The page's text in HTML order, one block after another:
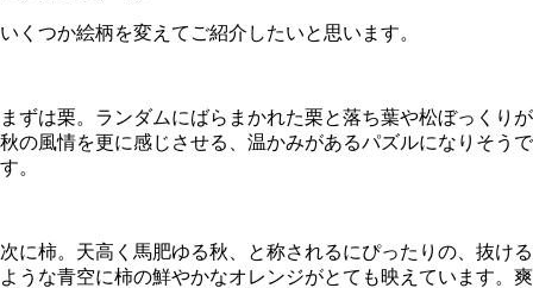
いくつか絵柄を変えてご紹介したいと思います。
まずは栗。ランダムにばらまかれた栗と落ち葉や松ぼっくりが
秋の風情を更に感じさせる、温かみがあるパズルになりそうで
す。
次に柿。天高く馬肥ゆる秋、と称されるにぴったりの、抜ける
ような青空に柿の鮮やかなオレンジがとても映えています。爽